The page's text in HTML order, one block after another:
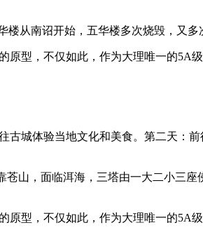
从南诏开始，五华楼多次烧毁，又多
型，不仅如此，作为大理唯一的5A
城体验当地文化和美食。第二天：
山，面临洱海，三塔由一大二小三
型，不仅如此，作为大理唯一的5A